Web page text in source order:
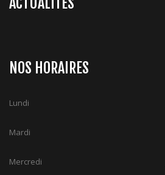
NOS HORAIRES
Lundi
Mardi
Mercredi